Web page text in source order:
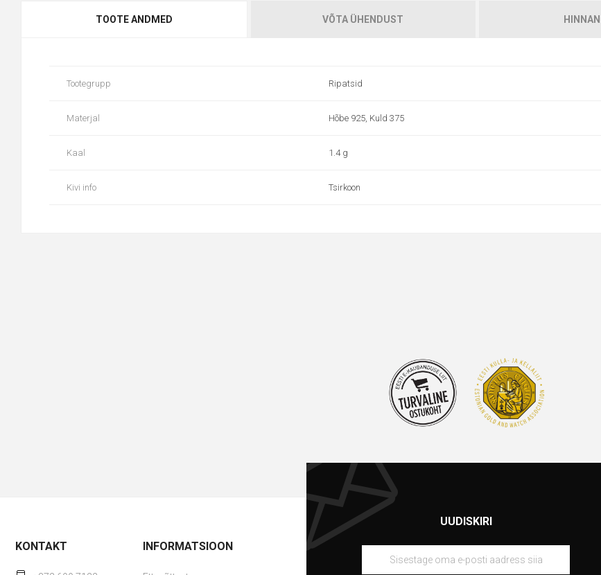
TOOTE ANDMED VÕTA ÜHENDUST
Tootegrupp Ripatsid
Materjal Hõbe 925, Kuld 375
Kaal 1.4 g
Kivi info Tsirkoon
UUDISKIRI
KONTAKT
INFORMATSIOON